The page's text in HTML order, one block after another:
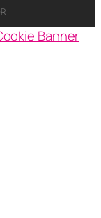
Banner